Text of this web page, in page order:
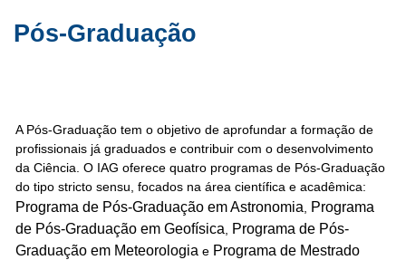
Pós-Graduação
A Pós-Graduação tem o objetivo de aprofundar a formação de
profissionais já graduados e contribuir com o desenvolvimento
da Ciência. O IAG oferece quatro programas de Pós-Graduação
do tipo stricto sensu, focados na área científica e acadêmica:
Programa de Pós-Graduação em Astronomia
Programa
de Pós-Graduação em Geofísica
Programa de Pós-
Graduação em Meteorologia e Programa de Mestrado